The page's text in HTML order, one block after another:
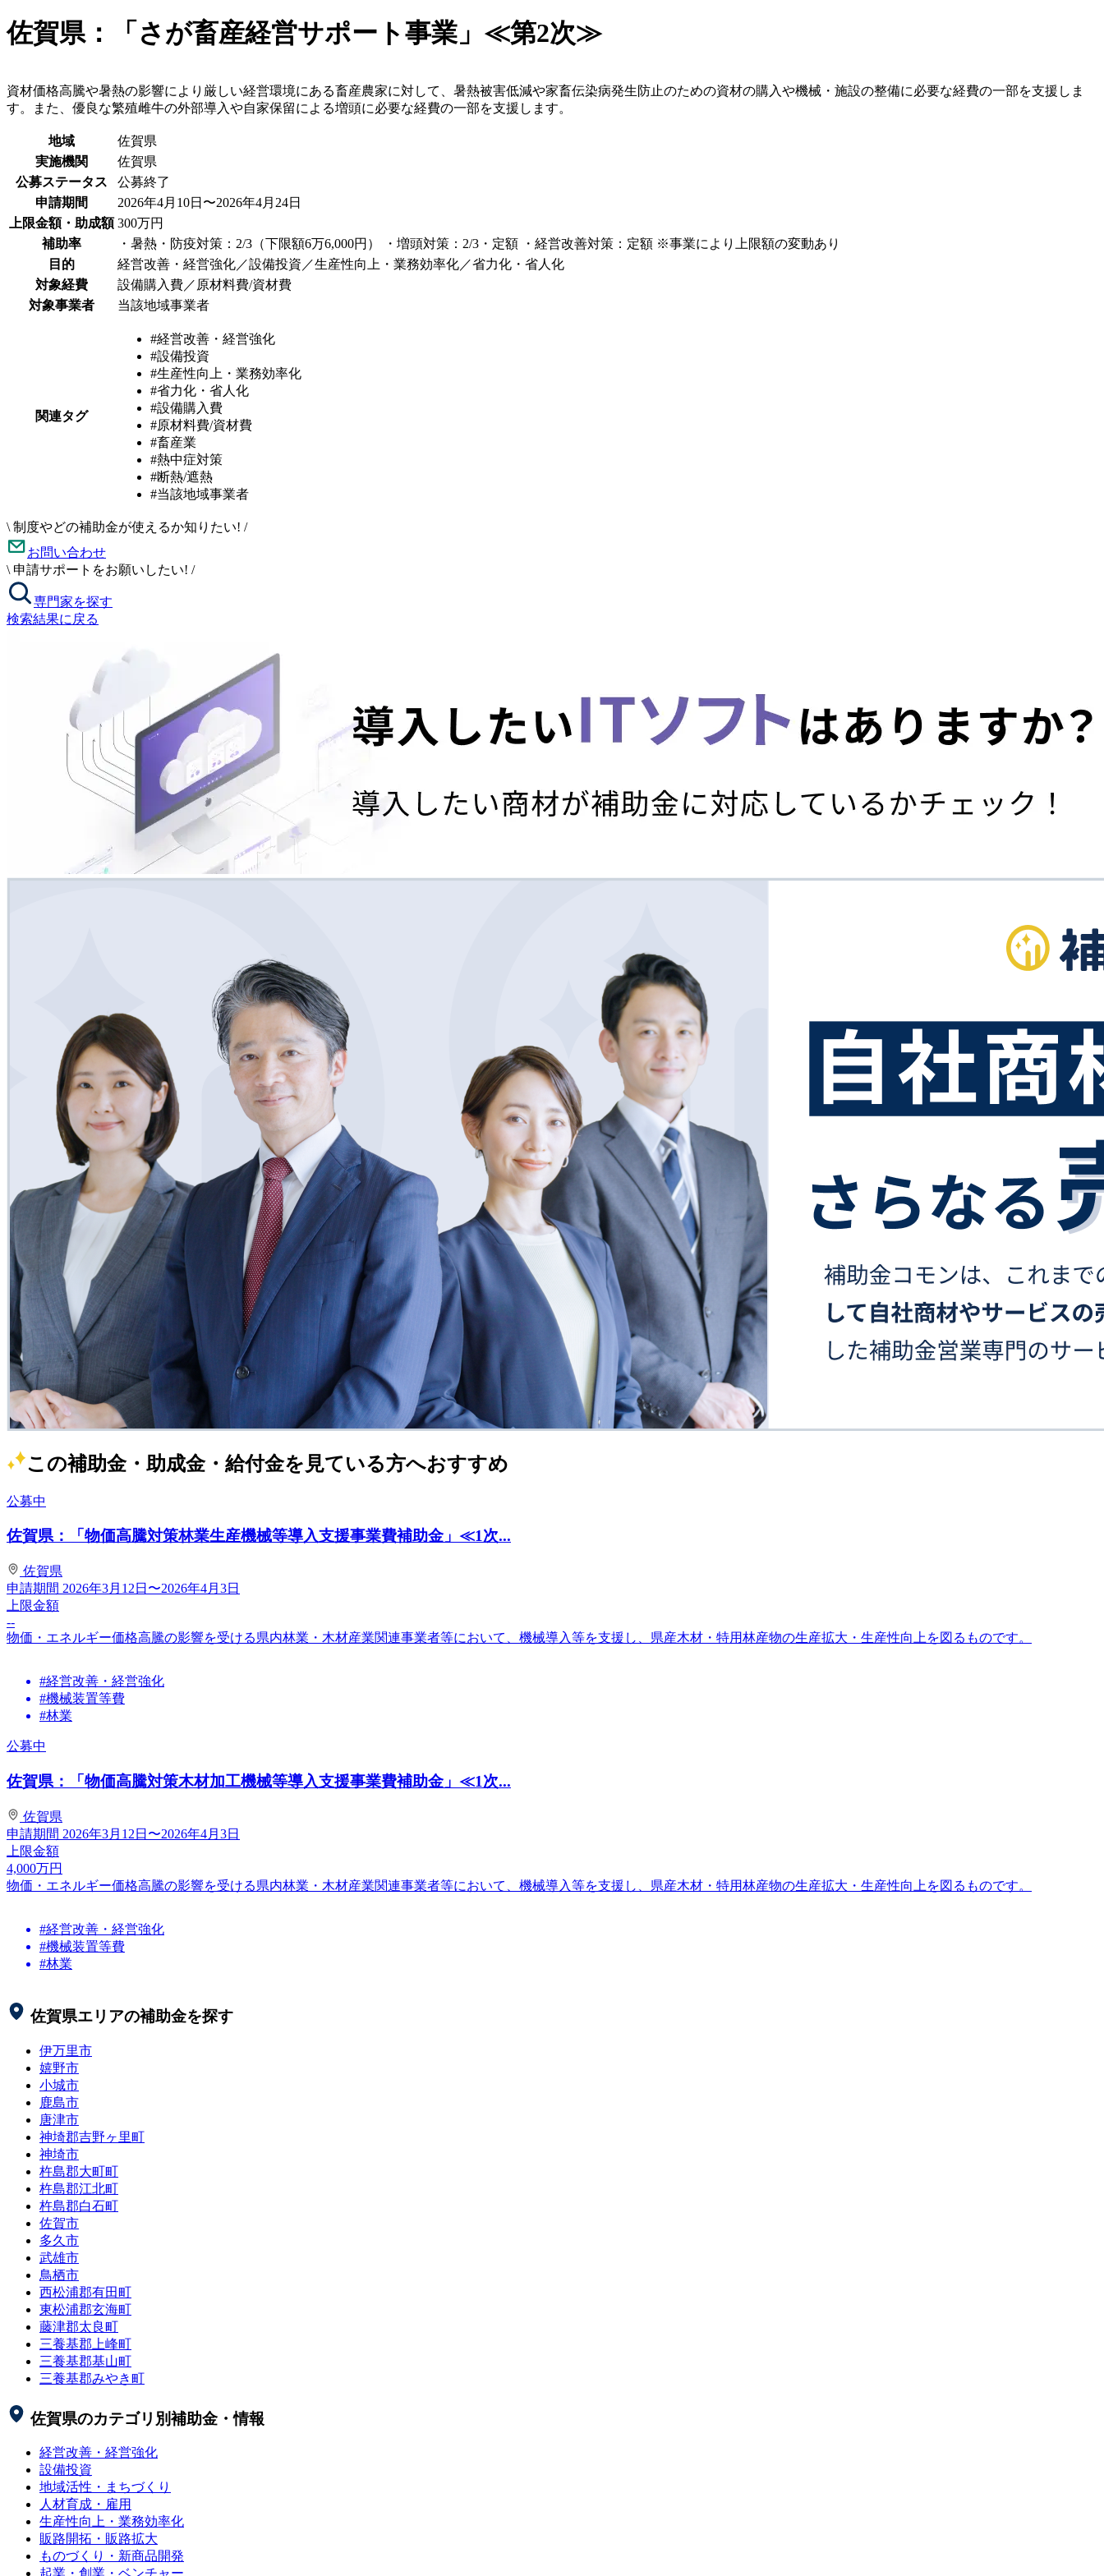
佐賀県：「さが畜産経営サポート事業」≪第2次≫
資材価格高騰や暑熱の影響により厳しい経営環境にある畜産農家に対して、暑熱被害低減や家畜伝染病発生防止のための資材の購入や機械・施設の整備に必要な経費の一部を支援しま
す。また、優良な繁殖雌牛の外部導入や自家保留による増頭に必要な経費の一部を支援します。
地域
佐賀県
実施機関
佐賀県
公募ステータス
公募終了
申請期間
2026年4月10日〜2026年4月24日
上限金額・助成額 300万円
補助率
・暑熱・防疫対策：2/3（下限額6万6,000円） ・増頭対策：2/3・定額 ・経営改善対策：定額 ※事業により上限額の変動あり
目的
経営改善・経営強化／設備投資／生産性向上・業務効率化／省力化・省人化
対象経費
設備購入費／原材料費/資材費
対象事業者
当該地域事業者
関連タグ
#経営改善・経営強化
#設備投資
#生産性向上・業務効率化
#省力化・省人化
#設備購入費
#原材料費/資材費
#畜産業
#熱中症対策
#断熱/遮熱
#当該地域事業者
\ 制度やどの補助金が使えるか知りたい! /
お問い合わせ
\ 申請サポートをお願いしたい! /
専門家を探す
検索結果に戻る
この補助金・助成金・給付金を見ている方へおすすめ
公募中
佐賀県：「物価高騰対策林業生産機械等導入支援事業費補助金」≪1次...
佐賀県
申請期間 2026年3月12日〜2026年4月3日
上限金額
--
物価・エネルギー価格高騰の影響を受ける県内林業・木材産業関連事業者等において、機械導入等を支援し、県産木材・特用林産物の生産拡大・生産性向上を図るものです。
#経営改善・経営強化
#機械装置等費
#林業
公募中
佐賀県：「物価高騰対策木材加工機械等導入支援事業費補助金」≪1次...
佐賀県
申請期間 2026年3月12日〜2026年4月3日
上限金額
4,000万円
物価・エネルギー価格高騰の影響を受ける県内林業・木材産業関連事業者等において、機械導入等を支援し、県産木材・特用林産物の生産拡大・生産性向上を図るものです。
#経営改善・経営強化
#機械装置等費
#林業
佐賀県エリアの補助金を探す
伊万里市
嬉野市
小城市
鹿島市
唐津市
神埼郡吉野ヶ里町
神埼市
杵島郡大町町
杵島郡江北町
杵島郡白石町
佐賀市
多久市
武雄市
鳥栖市
西松浦郡有田町
東松浦郡玄海町
藤津郡太良町
三養基郡上峰町
三養基郡基山町
三養基郡みやき町
佐賀県のカテゴリ別補助金・情報
経営改善・経営強化
設備投資
地域活性・まちづくり
人材育成・雇用
生産性向上・業務効率化
販路開拓・販路拡大
ものづくり・新商品開発